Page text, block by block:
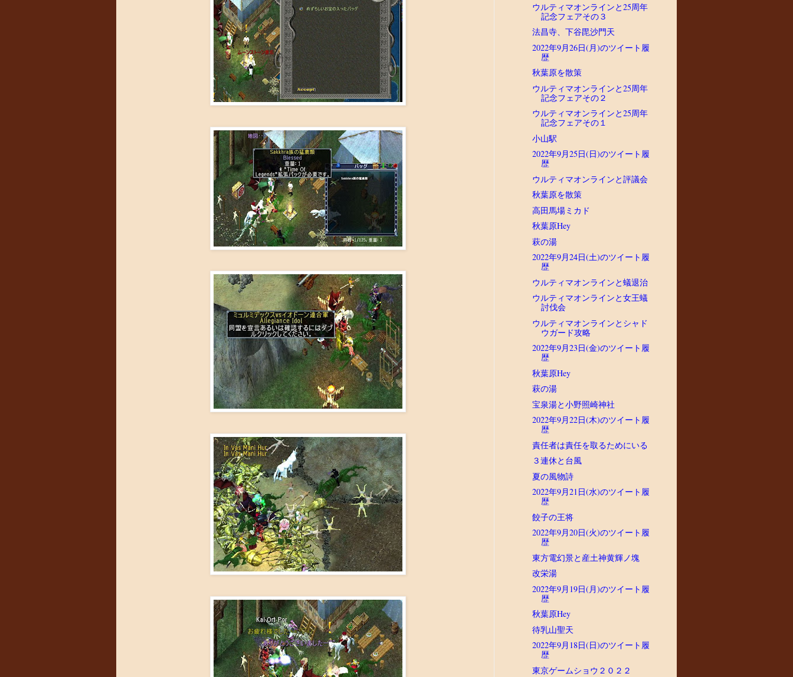
ウルティマオンラインと25周年
記念フェアその３
法昌寺、下谷毘沙門天
2022年9月26日(月)のツイート履
歴
秋葉原を散策
ウルティマオンラインと25周年
記念フェアその２
ウルティマオンラインと25周年
記念フェアその１
小山駅
2022年9月25日(日)のツイート履
歴
ウルティマオンラインと評議会
秋葉原を散策
高田馬場ミカド
秋葉原Hey
萩の湯
2022年9月24日(土)のツイート履
歴
ウルティマオンラインと蟻退治
ウルティマオンラインと女王蟻
討伐会
ウルティマオンラインとシャド
ウガード攻略
2022年9月23日(金)のツイート履
歴
秋葉原Hey
萩の湯
宝泉湯と小野照崎神社
2022年9月22日(木)のツイート履
歴
責任者は責任を取るためにいる
３連休と台風
夏の風物詩
2022年9月21日(水)のツイート履
歴
餃子の王将
2022年9月20日(火)のツイート履
歴
東方電幻景と産土神黄輝ノ塊
改栄湯
2022年9月19日(月)のツイート履
歴
秋葉原Hey
待乳山聖天
2022年9月18日(日)のツイート履
歴
東京ゲームショウ２０２２